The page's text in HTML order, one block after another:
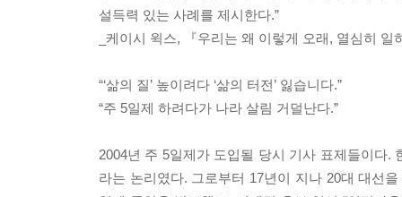
설득력 있는 사례를 제시한다.”
_케이시 윅스, 『우리는 왜 이렇게 오래, 열심히 일
“‘삶의 질’ 높이려다 ‘삶의 터전’ 잃습니다.”
“주 5일제 하려다가 나라 살림 거덜난다.”
2004년 주 5일제가 도입될 당시 기사 표제들이다
라는 논리였다. 그로부터 17년이 지나 20대 대선